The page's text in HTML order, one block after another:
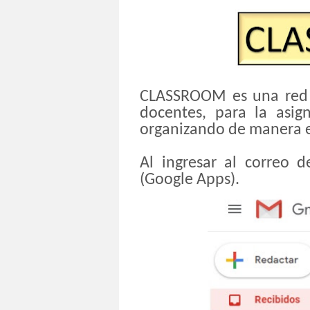
CLASSROOM es una
docentes, para la
organizando de manera
Al ingresar al correo
(Google Apps).